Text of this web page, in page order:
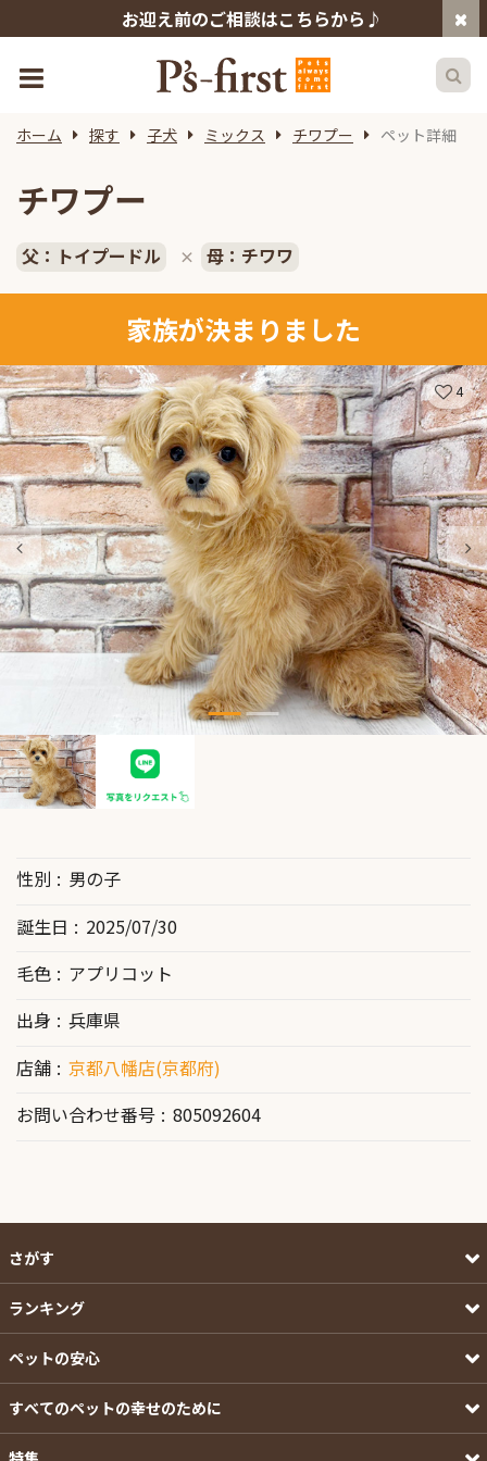
お迎え前のご相談はこちらから♪
ホーム 探す 子犬 ミックス チワプー ペット詳細
チワプー
父：トイプードル × 母：チワワ
家族が決まりました
4
性別
男の子
誕生日
2025/07/30
毛色
アプリコット
出身
兵庫県
店舗
京都八幡店(京都府)
お問い合わせ番号
805092604
さがす
ランキング
ペットの安心
すべてのペットの幸せのために